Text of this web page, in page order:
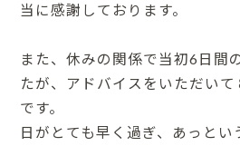
当に感謝しております。
また、休みの関係で当初6日間
たが、アドバイスをいただいて
です。
日がとても早く過ぎ、あっとい